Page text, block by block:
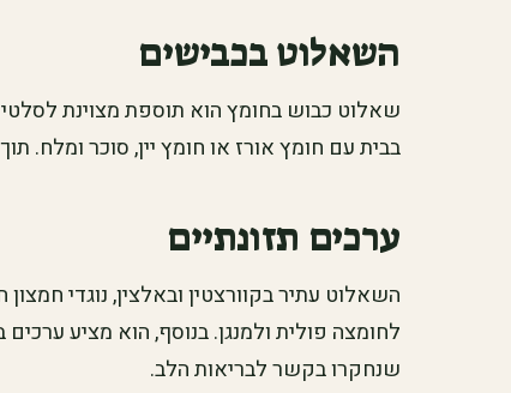
השאלוט בכבישים
שאלוט כבוש בחומץ הוא תוספת מצוינת
בבית עם חומץ אורז או חומץ יין, סוכר ומלח.
ערכים תזונתיים
השאלוט עתיר בקוורצטין ובאלצין, נוגדי
לחומצה פולית ולמנגן. בנוסף, הוא מציע ערכים
שנחקרו בקשר לבריאות הלב.